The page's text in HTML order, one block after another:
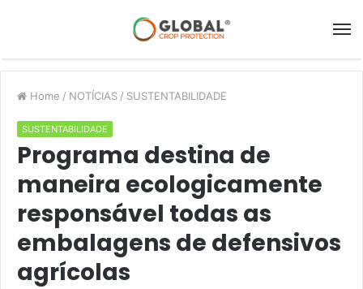
Home / NOTÍCIAS / SUSTENTABILIDADE
SUSTENTABILIDADE
Programa destina de
maneira ecologicamente
responsável todas as
embalagens de defensivos
agrícolas